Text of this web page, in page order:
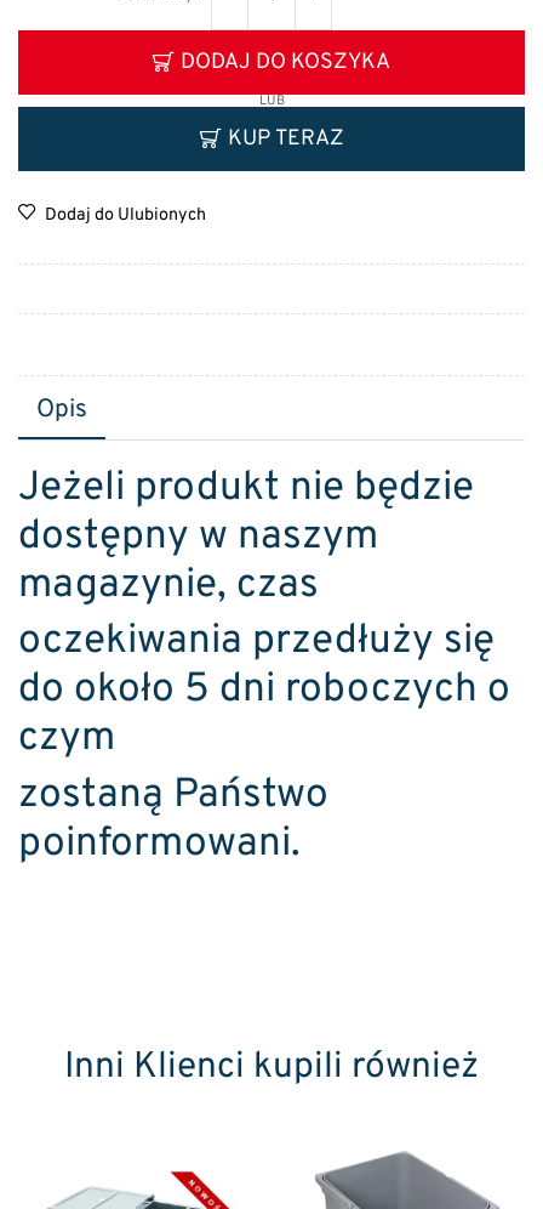
DODAJ DO KOSZYKA
LUB
KUP TERAZ
Dodaj do Ulubionych
Opis
Jeżeli produkt nie będzie
dostępny w naszym
magazynie, czas
oczekiwania przedłuży się
do około 5 dni roboczych o
czym
zostaną Państwo
poinformowani.
Inni Klienci kupili również